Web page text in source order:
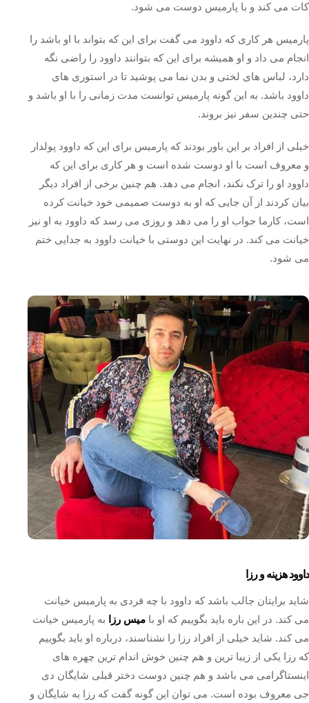
کات می کند و با پارمیس دوست می شود.
پارمیس هر کاری که داوود می گفت برای این که بتواند با او باشد را
انجام می داد و او همیشه برای این که بتوانند داوود را راضی نگه
دارد، لباس های لختی و بدن نما می پوشید تا در استوری های
داوود باشد. به این گونه پارمیس توانست مدت زمانی را با او باشد و
حتی چندین سفر نیز بروند.
خیلی از افراد بر این باور بودند که پارمیس برای این که داوود پولدار
و معروف است با او دوست شده است و هر کاری برای این که
داوود او را ترک نکند، انجام می دهد. هم چنین برخی از افراد دیگر
بیان کردند از آن جایی که او به دوست صمیمی خود خیانت کرده
است، کارما جواب او را می دهد و روزی می رسد که داوود به او نیز
خیانت می کند. در نهایت این دوستی با خیانت داوود به جدایی ختم
می شود.
داوود هزینه و رزا
شاید برایتان جالب باشد که داوود با چه فردی به پارمیس خیانت
می کند. در این باره باید بگوییم که او با میس رزا
به پارمیس خیانت
می کند. شاید خیلی از افراد رزا را نشناسند، درباره او باید بگوییم
که رزا یکی از زیبا ترین و هم چنین خوش اندام ترین چهره های
اینستاگرامی می باشد و هم چنین دوست دختر قبلی شایگان دی
جی معروف بوده است. می توان این گونه گفت که رزا به شایگان و